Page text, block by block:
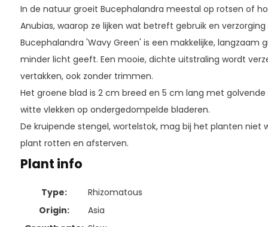
In de natuur groeit Bucephalandra meestal op rotsen of
Anubias, waarop ze lijken wat betreft gebruik en
Bucephalandra 'Wavy Green' is een makkelijke, langzaam
minder licht geeft. Een mooie, dichte uitstraling wordt
vertakken, ook zonder trimmen.
Het groene blad is 2 cm breed en 5 cm lang met golvende
witte vlekken op ondergedompelde bladeren.
De kruipende stengel, wortelstok, mag bij het planten niet
plant rotten en afsterven.
Plant info
Type:
Rhizomatous
Origin:
Asia